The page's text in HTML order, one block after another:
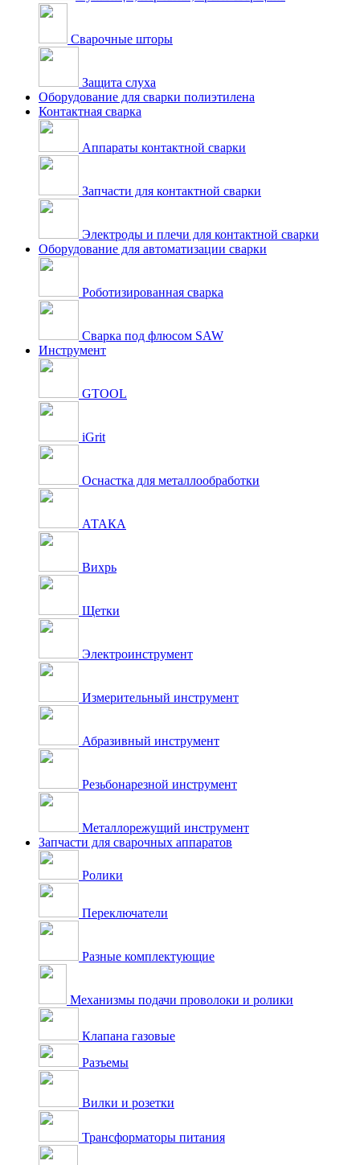
Сварочные шторы
Защита слуха
Оборудование для сварки полиэтилена
Контактная сварка
Аппараты контактной сварки
Запчасти для контактной сварки
Электроды и плечи для контактной сварки
Оборудование для автоматизации сварки
Роботизированная сварка
Сварка под флюсом SAW
Инструмент
GTOOL
iGrit
Оснастка для металлообработки
АТАКА
Вихрь
Щетки
Электроинструмент
Измерительный инструмент
Абразивный инструмент
Резьбонарезной инструмент
Металлорежущий инструмент
Запчасти для сварочных аппаратов
Ролики
Переключатели
Разные комплектующие
Механизмы подачи проволоки и ролики
Клапана газовые
Разъемы
Вилки и розетки
Трансформаторы питания